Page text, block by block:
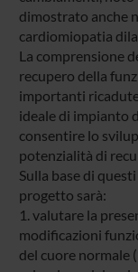
dimostrato anche
cardiomiopatia
La comprensione
recupero della
importanti
ideale di impianto
consentire lo
potenzialità di
Sulla base di
progetto sarà:
1. valutare la
modificazioni
del cuore normale